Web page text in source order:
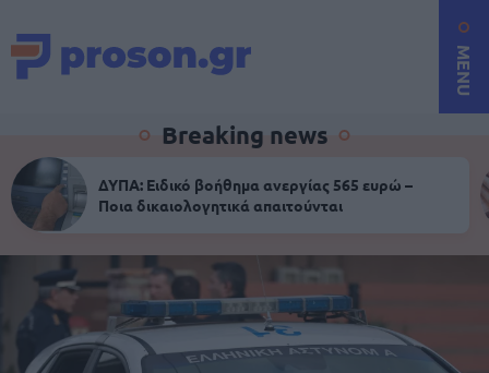
MENU
Breaking news
ΔΥΠΑ: Ειδικό βοήθημα ανεργίας 565 ευρώ –
Ποια δικαιολογητικά απαιτούνται